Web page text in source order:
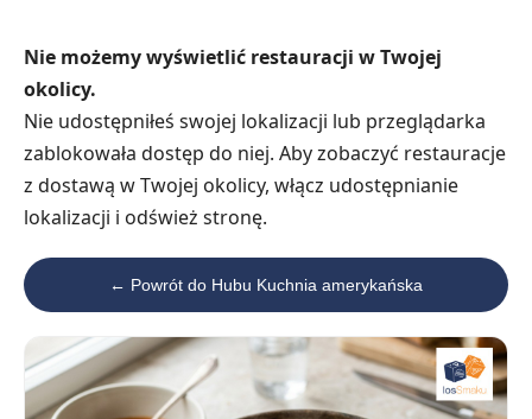
Nie możemy wyświetlić restauracji w Twojej
okolicy.
Nie udostępniłeś swojej lokalizacji lub przeglądarka
zablokowała dostęp do niej. Aby zobaczyć restauracje
z dostawą w Twojej okolicy, włącz udostępnianie
lokalizacji i odśwież stronę.
← Powrót do Hubu Kuchnia amerykańska